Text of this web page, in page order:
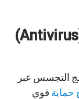
2. تثبيت برنامج حماية شامل (Antivirus)
التجسس عبر
حماية قوي